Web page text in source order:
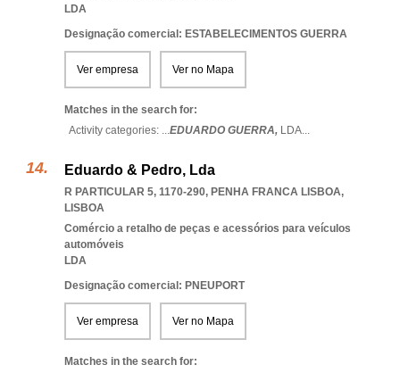
LDA
Designação comercial: ESTABELECIMENTOS GUERRA
Ver empresa Ver no Mapa
Matches in the search for:
Activity categories: ...EDUARDO GUERRA, LDA...
Eduardo & Pedro, Lda
R PARTICULAR 5, 1170-290, PENHA FRANCA LISBOA,
LISBOA
Comércio a retalho de peças e acessórios para veículos
automóveis
LDA
Designação comercial: PNEUPORT
Ver empresa Ver no Mapa
Matches in the search for: